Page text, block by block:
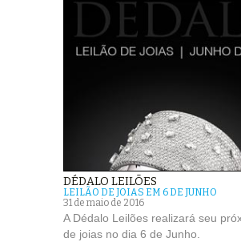
DÉDALO LEILÕES
LEILÃO DE JOIAS EM 6 DE JUNHO
31 de maio de 2016
A Dédalo Leilões realizará seu
de joias no dia 6 de Junho.